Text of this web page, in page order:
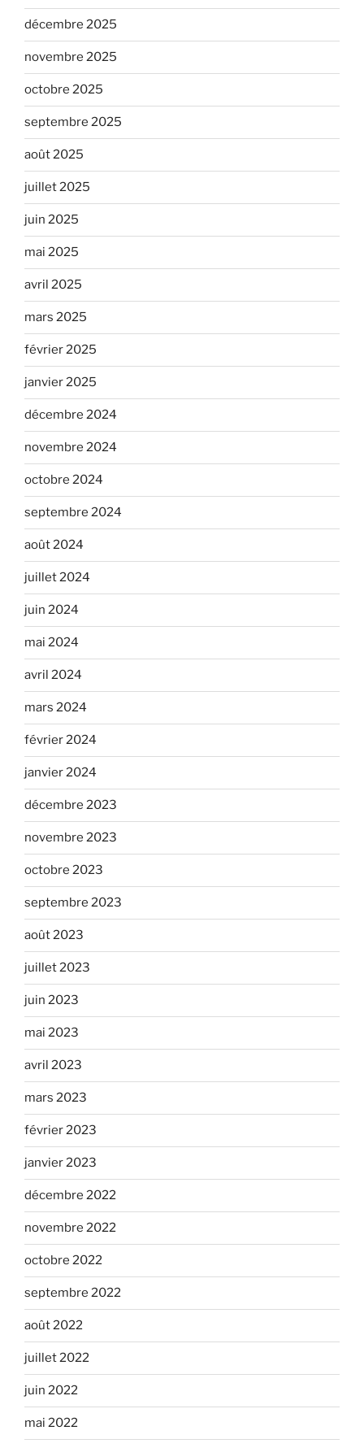
décembre 2025
novembre 2025
octobre 2025
septembre 2025
août 2025
juillet 2025
juin 2025
mai 2025
avril 2025
mars 2025
février 2025
janvier 2025
décembre 2024
novembre 2024
octobre 2024
septembre 2024
août 2024
juillet 2024
juin 2024
mai 2024
avril 2024
mars 2024
février 2024
janvier 2024
décembre 2023
novembre 2023
octobre 2023
septembre 2023
août 2023
juillet 2023
juin 2023
mai 2023
avril 2023
mars 2023
février 2023
janvier 2023
décembre 2022
novembre 2022
octobre 2022
septembre 2022
août 2022
juillet 2022
juin 2022
mai 2022